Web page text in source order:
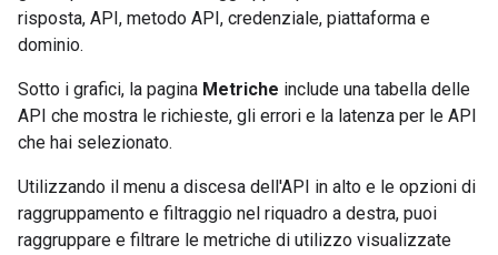
risposta, API, metodo API, credenziale, piattaforma e
dominio.
Sotto i grafici, la pagina Metriche include una tabella delle
API che mostra le richieste, gli errori e la latenza per le API
che hai selezionato.
Utilizzando il menu a discesa dell'API in alto e le opzioni di
raggruppamento e filtraggio nel riquadro a destra, puoi
raggruppare e filtrare le metriche di utilizzo visualizzate